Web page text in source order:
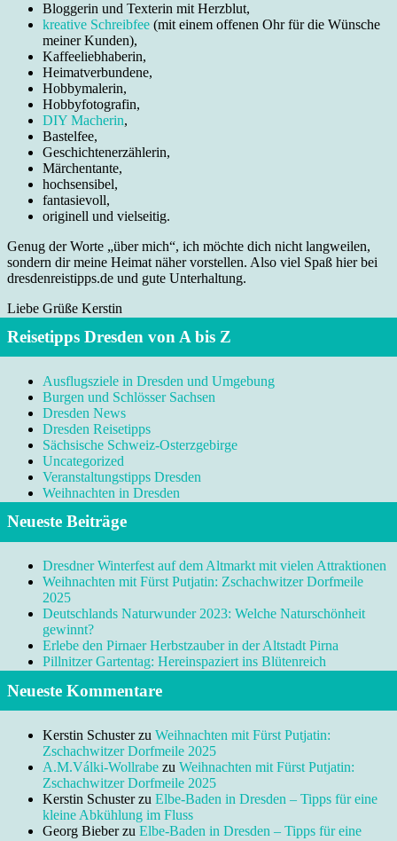
Bloggerin und Texterin mit Herzblut,
kreative Schreibfee (mit einem offenen Ohr für die Wünsche
meiner Kunden),
Kaffeeliebhaberin,
Heimatverbundene,
Hobbymalerin,
Hobbyfotografin,
DIY Macherin,
Bastelfee,
Geschichtenerzählerin,
Märchentante,
hochsensibel,
fantasievoll,
originell und vielseitig.
Genug der Worte „über mich“, ich möchte dich nicht langweilen,
sondern dir meine Heimat näher vorstellen. Also viel Spaß hier bei
dresdenreistipps.de und gute Unterhaltung.
Liebe Grüße Kerstin
Reisetipps Dresden von A bis Z
Ausflugsziele in Dresden und Umgebung
Burgen und Schlösser Sachsen
Dresden News
Dresden Reisetipps
Sächsische Schweiz-Osterzgebirge
Uncategorized
Veranstaltungstipps Dresden
Weihnachten in Dresden
Neueste Beiträge
Dresdner Winterfest auf dem Altmarkt mit vielen Attraktionen
Weihnachten mit Fürst Putjatin: Zschachwitzer Dorfmeile
2025
Deutschlands Naturwunder 2023: Welche Naturschönheit
gewinnt?
Erlebe den Pirnaer Herbstzauber in der Altstadt Pirna
Pillnitzer Gartentag: Hereinspaziert ins Blütenreich
Neueste Kommentare
Kerstin Schusterzu Weihnachten mit Fürst Putjatin:
Zschachwitzer Dorfmeile 2025
A.M.Válki-Wollrabe zu Weihnachten mit Fürst Putjatin:
Zschachwitzer Dorfmeile 2025
Kerstin Schusterzu Elbe-Baden in Dresden – Tipps für eine
kleine Abkühlung im Fluss
Georg Bieberzu Elbe-Baden in Dresden – Tipps für eine